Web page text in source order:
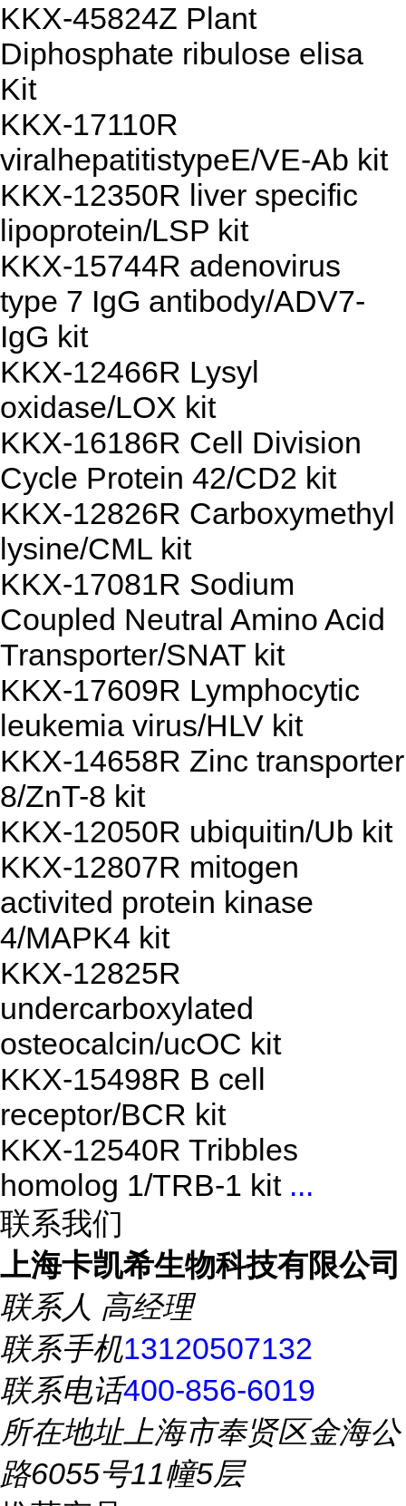
KKX-45824Z Plant
Diphosphate ribulose elisa
Kit
KKX-17110R
viralhepatitistypeE/VE-Ab kit
KKX-12350R liver specific
lipoprotein/LSP kit
KKX-15744R adenovirus
type 7 IgG antibody/ADV7-
IgG kit
KKX-12466R Lysyl
oxidase/LOX kit
KKX-16186R Cell Division
Cycle Protein 42/CD2 kit
KKX-12826R Carboxymethyl
lysine/CML kit
KKX-17081R Sodium
Coupled Neutral Amino Acid
Transporter/SNAT kit
KKX-17609R Lymphocytic
leukemia virus/HLV kit
KKX-14658R Zinc transporter
8/ZnT-8 kit
KKX-12050R ubiquitin/Ub kit
KKX-12807R mitogen
activited protein kinase
4/MAPK4 kit
KKX-12825R
undercarboxylated
osteocalcin/ucOC kit
KKX-15498R B cell
receptor/BCR kit
KKX-12540R Tribbles
homolog 1/TRB-1 kit ...
联系我们
上海卡凯希生物科技有限公司
联系人 高经理
联系手机13120507132
联系电话400-856-6019
所在地址上海市奉贤区金海公
路6055号11幢5层